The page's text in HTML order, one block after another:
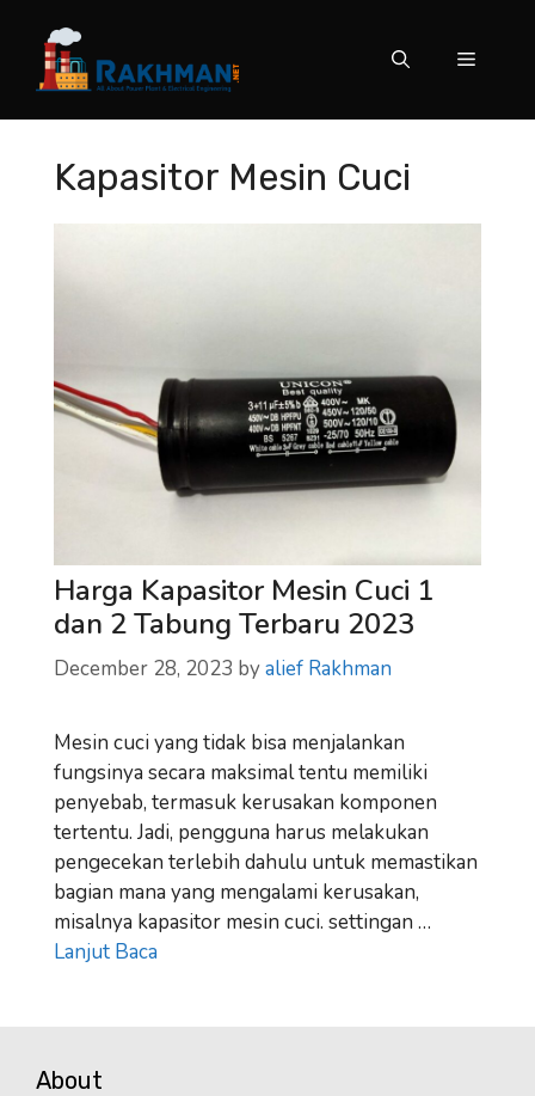
content
Menu
Kapasitor Mesin Cuci
Harga Kapasitor Mesin Cuci 1
dan 2 Tabung Terbaru 2023
December 28, 2023 byalief Rakhman
Mesin cuci yang tidak bisa menjalankan
fungsinya secara maksimal tentu memiliki
penyebab, termasuk kerusakan komponen
tertentu. Jadi, pengguna harus melakukan
pengecekan terlebih dahulu untuk memastikan
bagian mana yang mengalami kerusakan,
misalnya kapasitor mesin cuci. settingan …
Lanjut Baca
About